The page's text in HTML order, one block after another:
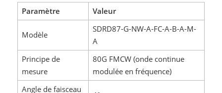
Paramètre Valeur
Modèle
SDRD87-G-NW-A-FC-A-B-A-M-
A
Principe de
mesure
80G FMCW (onde continue
modulée en fréquence)
Angle de faisceau